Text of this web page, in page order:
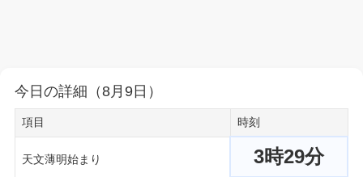
今日の詳細（8月9日）
項目 時刻
天文薄明始まり 3時29分